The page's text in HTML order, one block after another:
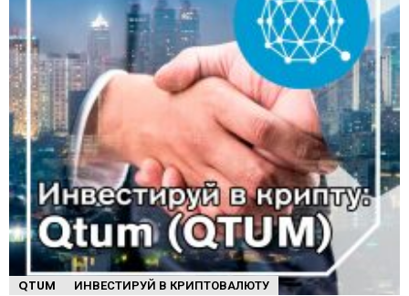
QTUM ИНВЕСТИРУЙ В КРИПТОВАЛЮТУ